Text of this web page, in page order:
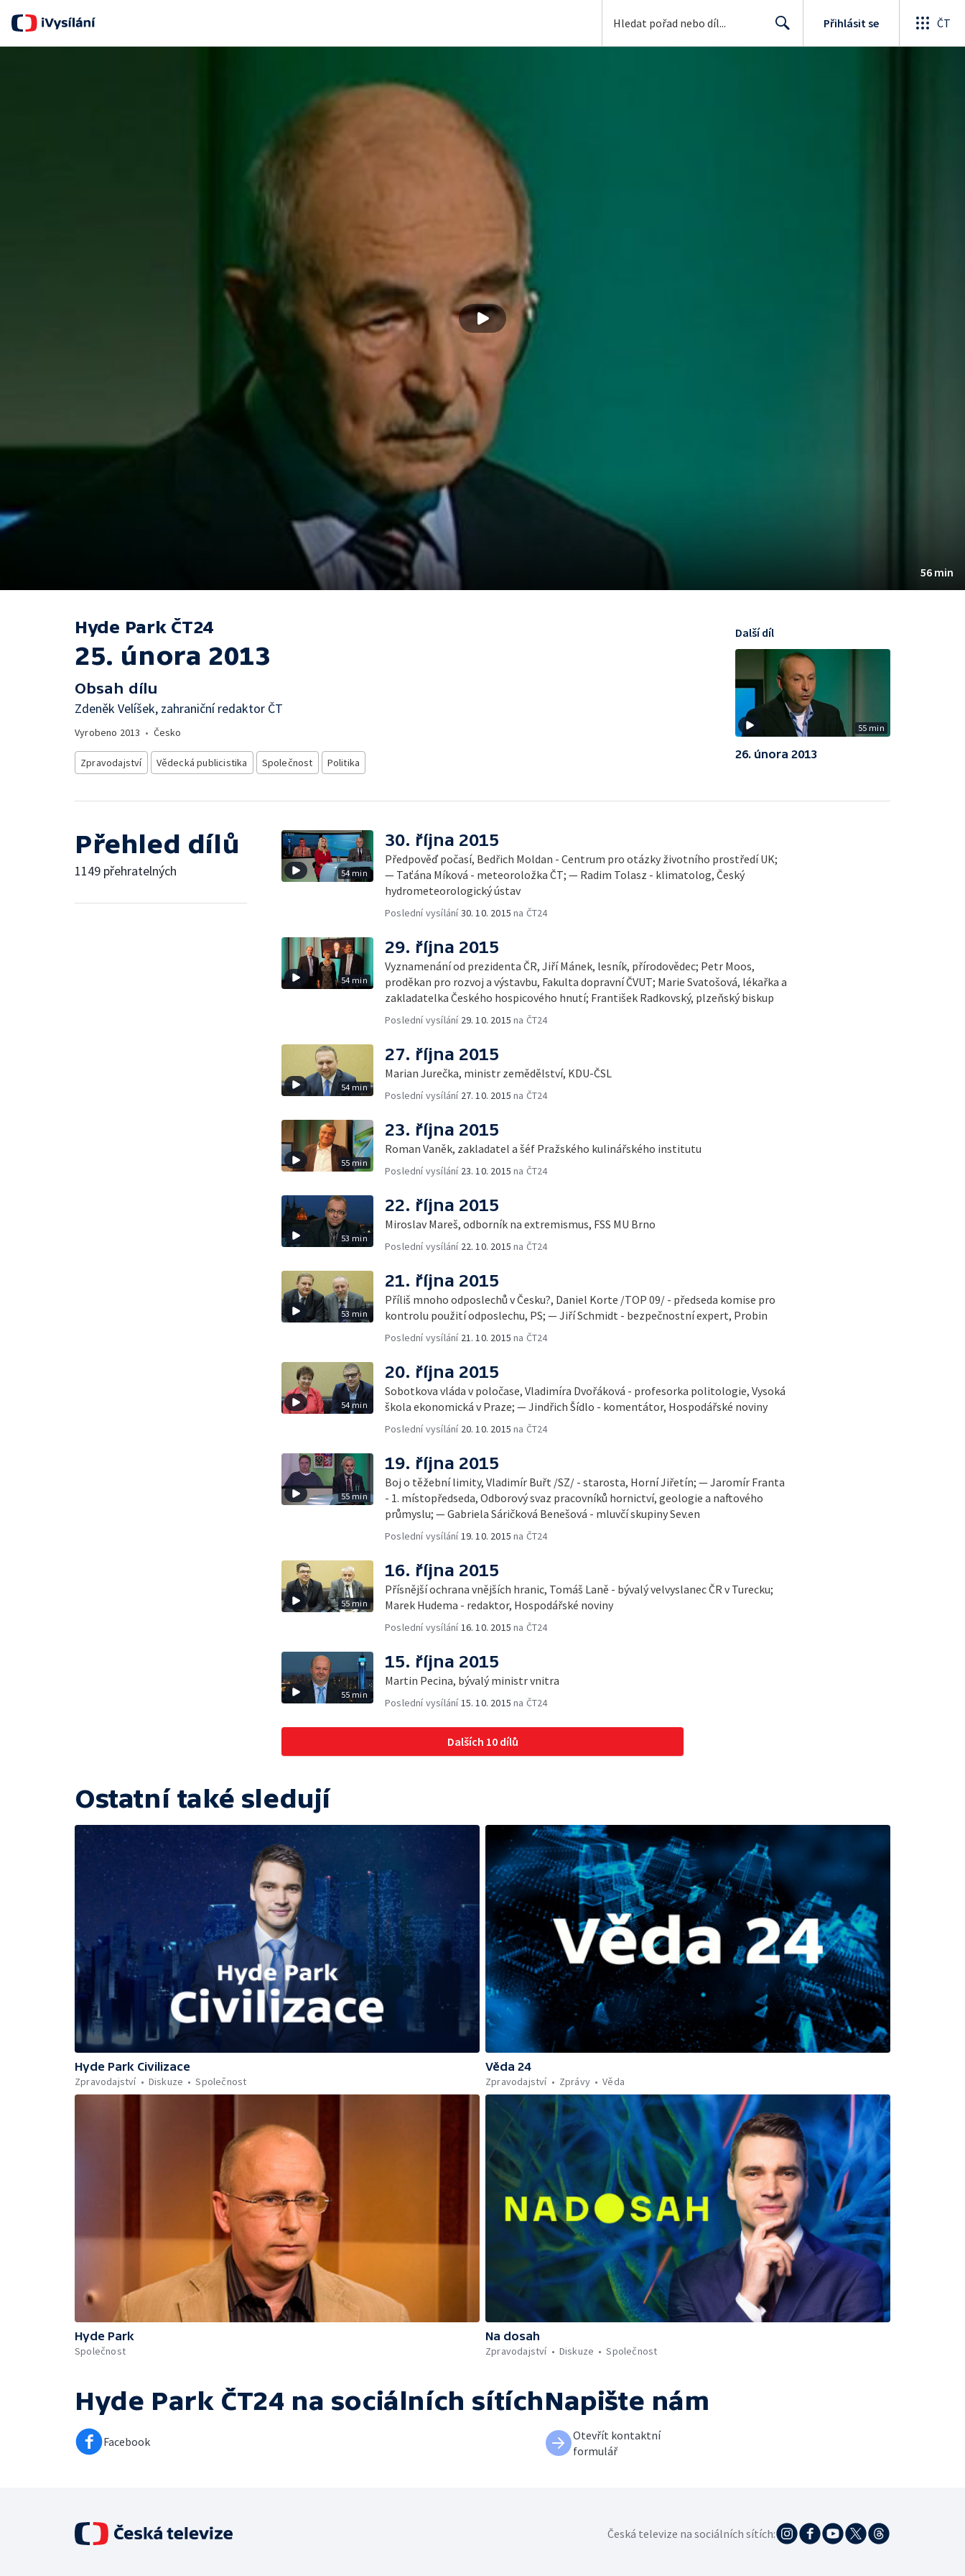
Přihlásit se ČT
56 min
Hyde Park ČT24
25. února 2013
Obsah dílu
Zdeněk Velíšek, zahraniční redaktor ČT
Vyrobeno 2013 • Česko
Zpravodajství Vědecká publicistika Společnost Politika
55 min
Další díl
26. února 2013
Přehled dílů
1149 přehratelných 54 min
30. října 2015
Předpověď počasí, Bedřich Moldan - Centrum pro otázky životního prostředí UK;
— Taťána Míková - meteoroložka ČT; — Radim Tolasz - klimatolog, Český
hydrometeorologický ústav
Poslední vysílání30. 10. 2015 na ČT24
54 min
29. října 2015
Vyznamenání od prezidenta ČR, Jiří Mánek, lesník, přírodovědec; Petr Moos,
proděkan pro rozvoj a výstavbu, Fakulta dopravní ČVUT; Marie Svatošová, lékařka a
zakladatelka Českého hospicového hnutí; František Radkovský, plzeňský biskup
Poslední vysílání 29. 10. 2015 na ČT24
54 min
27. října 2015
Marian Jurečka, ministr zemědělství, KDU-ČSL
Poslední vysílání 27. 10. 2015 na ČT24
55 min
23. října 2015
Roman Vaněk, zakladatel a šéf Pražského kulinářského institutu
Poslední vysílání 23. 10. 2015 na ČT24
53 min
22. října 2015
Miroslav Mareš, odborník na extremismus, FSS MU Brno
Poslední vysílání 22. 10. 2015 na ČT24
53 min
21. října 2015
Příliš mnoho odposlechů v Česku?, Daniel Korte /TOP 09/ - předseda komise pro
kontrolu použití odposlechu, PS; — Jiří Schmidt - bezpečnostní expert, Probin
Poslední vysílání 21. 10. 2015 na ČT24
54 min
20. října 2015
Sobotkova vláda v poločase, Vladimíra Dvořáková - profesorka politologie, Vysoká
škola ekonomická v Praze; — Jindřich Šídlo - komentátor, Hospodářské noviny
Poslední vysílání 20. 10. 2015 na ČT24
55 min
19. října 2015
Boj o těžební limity, Vladimír Buřt /SZ/ - starosta, Horní Jiřetín; — Jaromír Franta
- 1. místopředseda, Odborový svaz pracovníků hornictví, geologie a naftového
průmyslu; — Gabriela Sáričková Benešová - mluvčí skupiny Sev.en
Poslední vysílání 19. 10. 2015 na ČT24
55 min
16. října 2015
Přísnější ochrana vnějších hranic, Tomáš Laně - bývalý velvyslanec ČR v Turecku;
Marek Hudema - redaktor, Hospodářské noviny
Poslední vysílání 16. 10. 2015 na ČT24
55 min
15. října 2015
Martin Pecina, bývalý ministr vnitra
Poslední vysílání 15. 10. 2015 na ČT24
Dalších 10 dílů
Ostatní také sledují
Hyde Park Civilizace
Zpravodajství
Diskuze Společnost
Věda 24
Zpravodajství
Zprávy Věda
Hyde Park
Společnost
Na dosah
Zpravodajství
Diskuze Společnost
Hyde Park ČT24 na sociálních sítích
Facebook
Napište nám
Otevřít kontaktní
formulář
Česká televize na sociálních sítích: